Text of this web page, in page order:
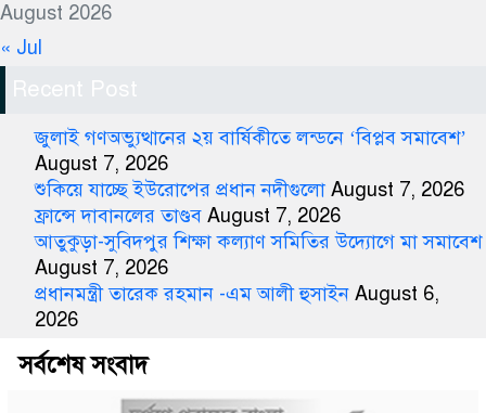
August 2026
« Jul
Recent Post
জুলাই গণঅভ্যুত্থানের ২য় বার্ষিকীতে লন্ডনে ‘বিপ্লব সমাবেশ’
August 7, 2026
শুকিয়ে যাচ্ছে ইউরোপের প্রধান নদীগুলো August 7, 2026
ফ্রান্সে দাবানলের তাণ্ডব August 7, 2026
আতুকুড়া-সুবিদপুর শিক্ষা কল্যাণ সমিতির উদ্যোগে মা সমাবেশ
August 7, 2026
প্রধানমন্ত্রী তারেক রহমান -এম আলী হুসাইন August 6,
2026
সর্বশেষ সংবাদ